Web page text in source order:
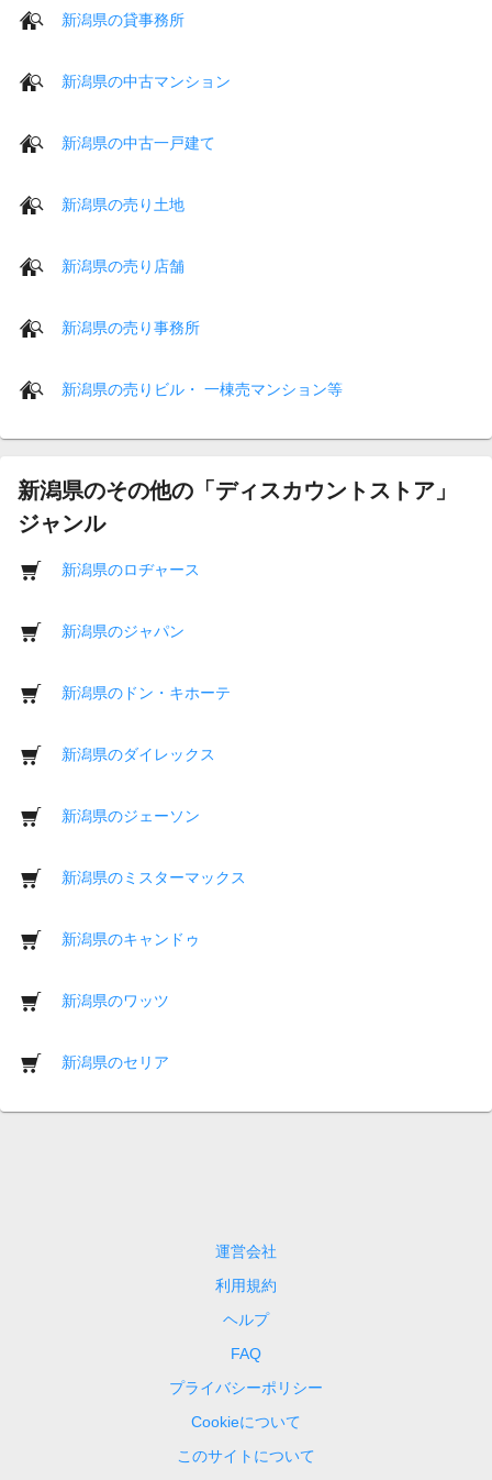
新潟県の貸事務所
新潟県の中古マンション
新潟県の中古一戸建て
新潟県の売り土地
新潟県の売り店舗
新潟県の売り事務所
新潟県の売りビル・ 一棟売マンション等
新潟県のその他の「ディスカウントストア」
ジャンル
新潟県のロヂャース
新潟県のジャパン
新潟県のドン・キホーテ
新潟県のダイレックス
新潟県のジェーソン
新潟県のミスターマックス
新潟県のキャンドゥ
新潟県のワッツ
新潟県のセリア
運営会社
利用規約
ヘルプ
FAQ
プライバシーポリシー
Cookieについて
このサイトについて